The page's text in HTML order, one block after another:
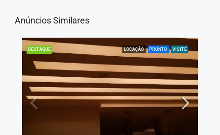
Anúncios Similares
DESTAQUE LOCAÇÃO PRONTO VISITE